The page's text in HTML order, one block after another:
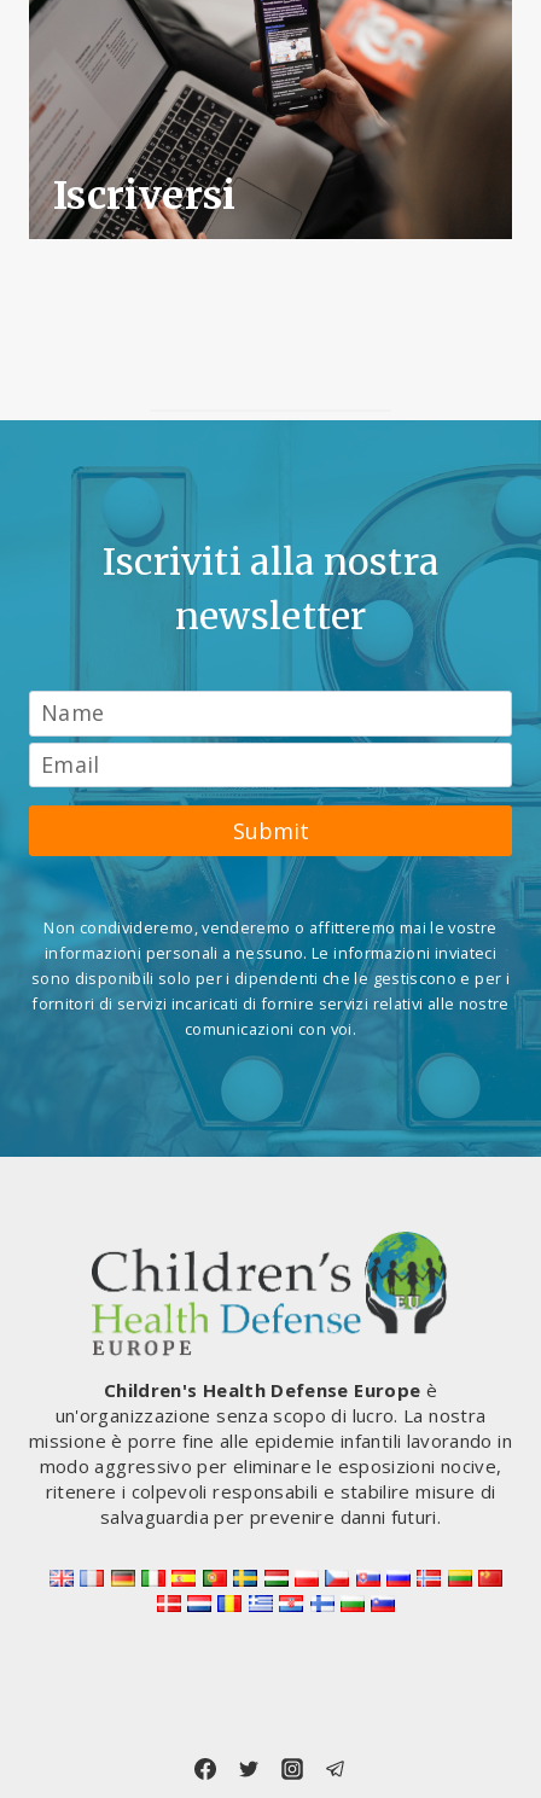
Iscriversi
Iscriviti alla nostra
newsletter
Submit
Non condivideremo, venderemo o affitteremo mai le vostre
informazioni personali a nessuno. Le informazioni inviateci
sono disponibili solo per i dipendenti che le gestiscono e per i
fornitori di servizi incaricati di fornire servizi relativi alle nostre
comunicazioni con voi.
Children's Health Defense Europe è
un'organizzazione senza scopo di lucro. La nostra
missione è porre fine alle epidemie infantili lavorando in
modo aggressivo per eliminare le esposizioni nocive,
ritenere i colpevoli responsabili e stabilire misure di
salvaguardia per prevenire danni futuri.